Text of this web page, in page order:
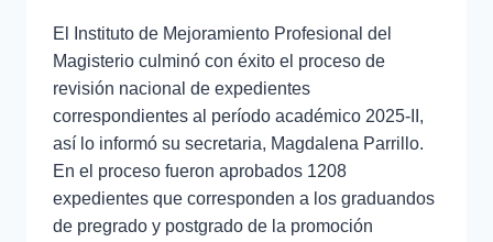
El Instituto de Mejoramiento Profesional del
Magisterio culminó con éxito el proceso de
revisión nacional de expedientes
correspondientes al período académico 2025-II,
así lo informó su secretaria, Magdalena Parrillo.
En el proceso fueron aprobados 1208
expedientes que corresponden a los graduandos
de pregrado y postgrado de la promoción